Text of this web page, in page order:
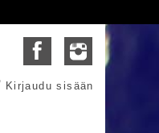
Kirjaudu sisään